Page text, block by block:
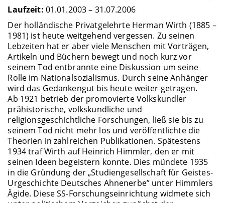
Laufzeit: 01.01.2003 – 31.07.2006
Der holländische Privatgelehrte Herman Wirth (1885 –
1981) ist heute weitgehend vergessen. Zu seinen
Lebzeiten hat er aber viele Menschen mit Vorträgen,
Artikeln und Büchern bewegt und noch kurz vor
seinem Tod entbrannte eine Diskussion um seine
Rolle im Nationalsozialismus. Durch seine Anhänger
wird das Gedankengut bis heute weiter getragen.
Ab 1921 betrieb der promovierte Volkskundler
prähistorische, volkskundliche und
religionsgeschichtliche Forschungen, ließ sie bis zu
seinem Tod nicht mehr los und veröffentlichte die
Theorien in zahlreichen Publikationen. Spätestens
1934 traf Wirth auf Heinrich Himmler, den er mit
seinen Ideen begeistern konnte. Dies mündete 1935
in die Gründung der „Studiengesellschaft für Geistes-
Urgeschichte Deutsches Ahnenerbe” unter Himmlers
Ägide. Diese SS-Forschungseinrichtung widmete sich